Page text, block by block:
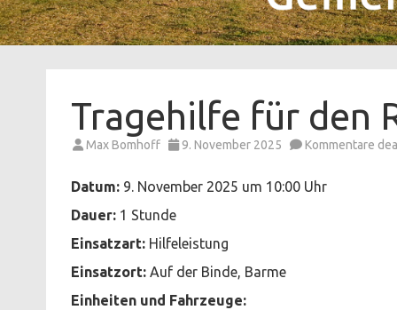
Tragehilfe für den
Max Bomhoff 9. November 2025 Kommentare
Datum: 9. November 2025 um 10:00 Uhr
Dauer: 1 Stunde
Einsatzart: Hilfeleistung
Einsatzort: Auf der Binde, Barme
Einheiten und Fahrzeuge: